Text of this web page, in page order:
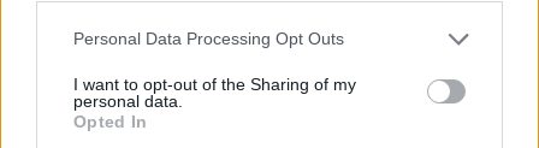
Please note that this website/app uses one or more Google
not limited to your visit or usage behaviour. You may click to
grant or deny consent to Google and its third-party tags to
use your data for below specified purposes in below Google
Personal Data Processing Opt Outs
I want to opt-out of the Sharing of my
personal data.
Opted In